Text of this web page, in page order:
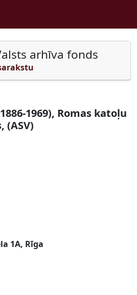
arhīva fonds
1969), Romas katoļu
(ASV)
1A, Rīga